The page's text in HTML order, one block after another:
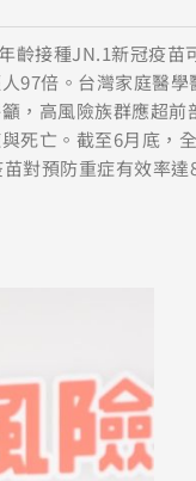
齡接種JN.1新冠疫
97倍。台灣家庭醫
，高風險族群應超
死亡。截至6月底，
對預防重症有效率